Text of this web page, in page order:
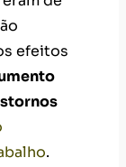
efeitos
.